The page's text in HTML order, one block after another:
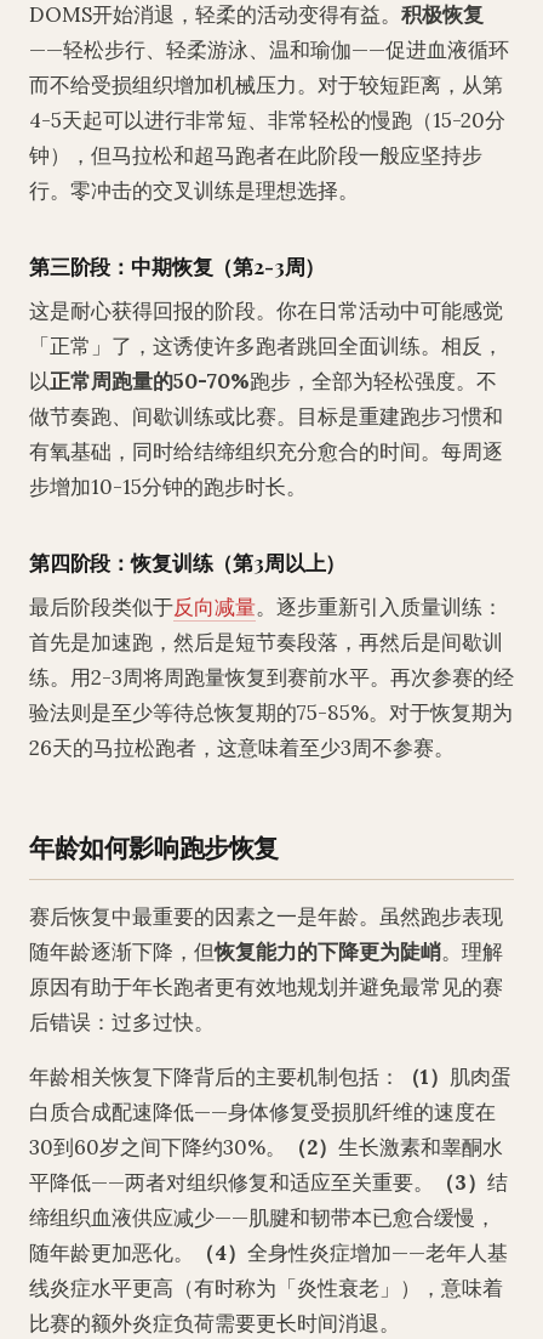
DOMS开始消退，轻柔的活动变得有益。 积极恢复
——轻松步行、轻柔游泳、温和瑜伽——促进血液循环
而不给受损组织增加机械压力。对于较短距离，从第
4-5天起可以进行非常短、非常轻松的慢跑（15-20分
钟），但马拉松和超马跑者在此阶段一般应坚持步
行。零冲击的交叉训练是理想选择。
第三阶段：中期恢复（第2-3周）
这是耐心获得回报的阶段。你在日常活动中可能感觉
「正常」了，这诱使许多跑者跳回全面训练。相反，
以正常周跑量的50-70%跑步，全部为轻松强度。不
做节奏跑、间歇训练或比赛。目标是重建跑步习惯和
有氧基础，同时给结缔组织充分愈合的时间。每周逐
步增加10-15分钟的跑步时长。
第四阶段：恢复训练（第3周以上）
最后阶段类似于反向减量。逐步重新引入质量训练：
首先是加速跑，然后是短节奏段落，再然后是间歇训
练。用2-3周将周跑量恢复到赛前水平。再次参赛的经
验法则是至少等待总恢复期的75-85%。对于恢复期为
26天的马拉松跑者，这意味着至少3周不参赛。
年龄如何影响跑步恢复
赛后恢复中最重要的因素之一是年龄。虽然跑步表现
随年龄逐渐下降，但恢复能力的下降更为陡峭。理解
原因有助于年长跑者更有效地规划并避免最常见的赛
后错误：过多过快。
年龄相关恢复下降背后的主要机制包括： （1） 肌肉蛋
白质合成配速降低——身体修复受损肌纤维的速度在
30到60岁之间下降约30%。
（2） 生长激素和睾酮水
平降低——两者对组织修复和适应至关重要。
（3） 结
缔组织血液供应减少——肌腱和韧带本已愈合缓慢，
随年龄更加恶化。
（4） 全身性炎症增加——老年人基
线炎症水平更高（有时称为「炎性衰老」），意味着
比赛的额外炎症负荷需要更长时间消退。